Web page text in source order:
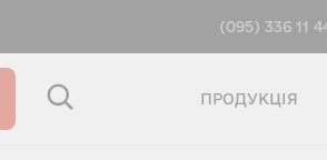
(095) 336 11
ПРОДУКЦІЯ